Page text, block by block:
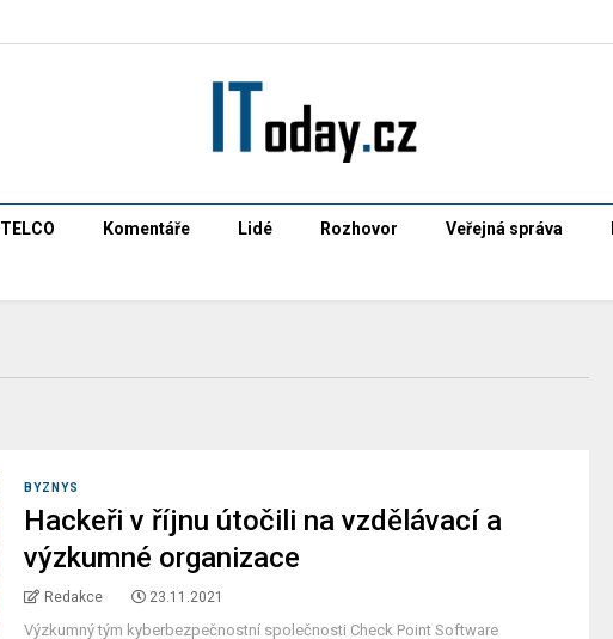
TELCO Komentáře Lidé Rozhovor Veřejná správa
BYZNYS
Hackeři v říjnu útočili na vzdělávací a
výzkumné organizace
Redakce 23.11.2021
Výzkumný tým kyberbezpečnostní společnosti Check Point Software